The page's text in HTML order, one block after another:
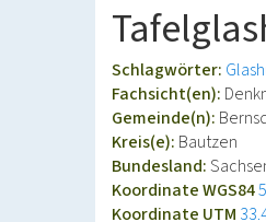
Schlagwörter:
Fachsicht(en):
Gemeinde(n):
Kreis(e): Bautzen
Bundesland:
Koordinate WGS84
Koordinate UTM